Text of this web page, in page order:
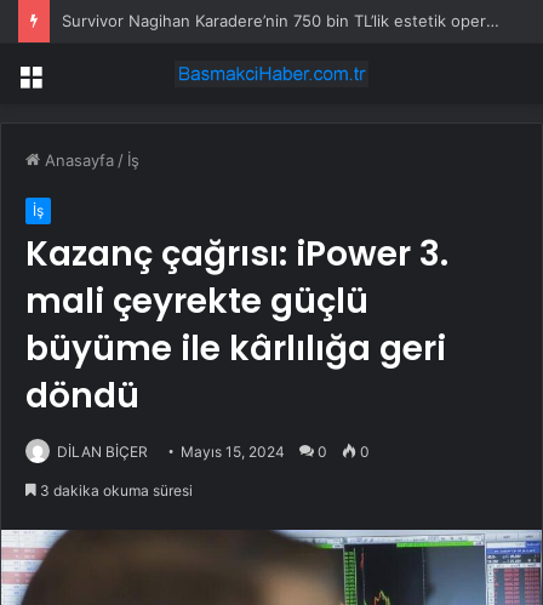
Survivor Nagihan Karadere’nin 750 bin TL’lik estetik operasyonu: Yaşadığı zorlu süreci anlattı
Menü
Anasayfa / İş
İş
Kazanç çağrısı: iPower 3.
mali çeyrekte güçlü
büyüme ile kârlılığa geri
döndü
DİLAN BİÇER Mayıs 15, 2024 0 0
3 dakika okuma süresi